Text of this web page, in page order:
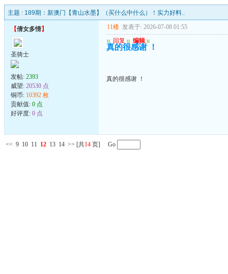
主题 : 189期：新澳门【青山水墨】（买什么中什么）！实力好料..
【倩女多情】
圣骑士
发帖: 2393
威望: 20530 点
铜币: 10392 枚
贡献值: 0 点
好评度: 0 点
11楼 发表于: 2026-07-08 01:55
u 回复 u 编辑 u
真的很感谢 ！
真的很感谢 ！
<< 9 10 11 12 13 14 >> [共14 页] Go